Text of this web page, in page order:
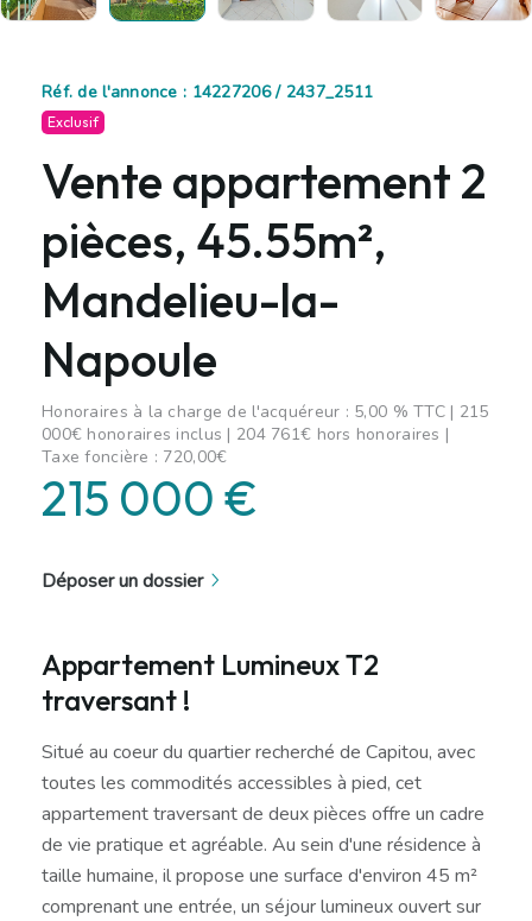
Réf. de l'annonce : 14227206 / 2437_2511
Exclusif
Vente appartement 2
pièces, 45.55m²,
Mandelieu-la-
Napoule
Honoraires à la charge de l'acquéreur : 5,00 % TTC | 215
000€ honoraires inclus | 204 761€ hors honoraires |
Taxe foncière : 720,00€
215 000 €
Déposer un dossier
Appartement Lumineux T2
traversant !
Situé au coeur du quartier recherché de Capitou, avec
toutes les commodités accessibles à pied, cet
appartement traversant de deux pièces offre un cadre
de vie pratique et agréable. Au sein d'une résidence à
taille humaine, il propose une surface d'environ 45 m²
comprenant une entrée, un séjour lumineux ouvert sur